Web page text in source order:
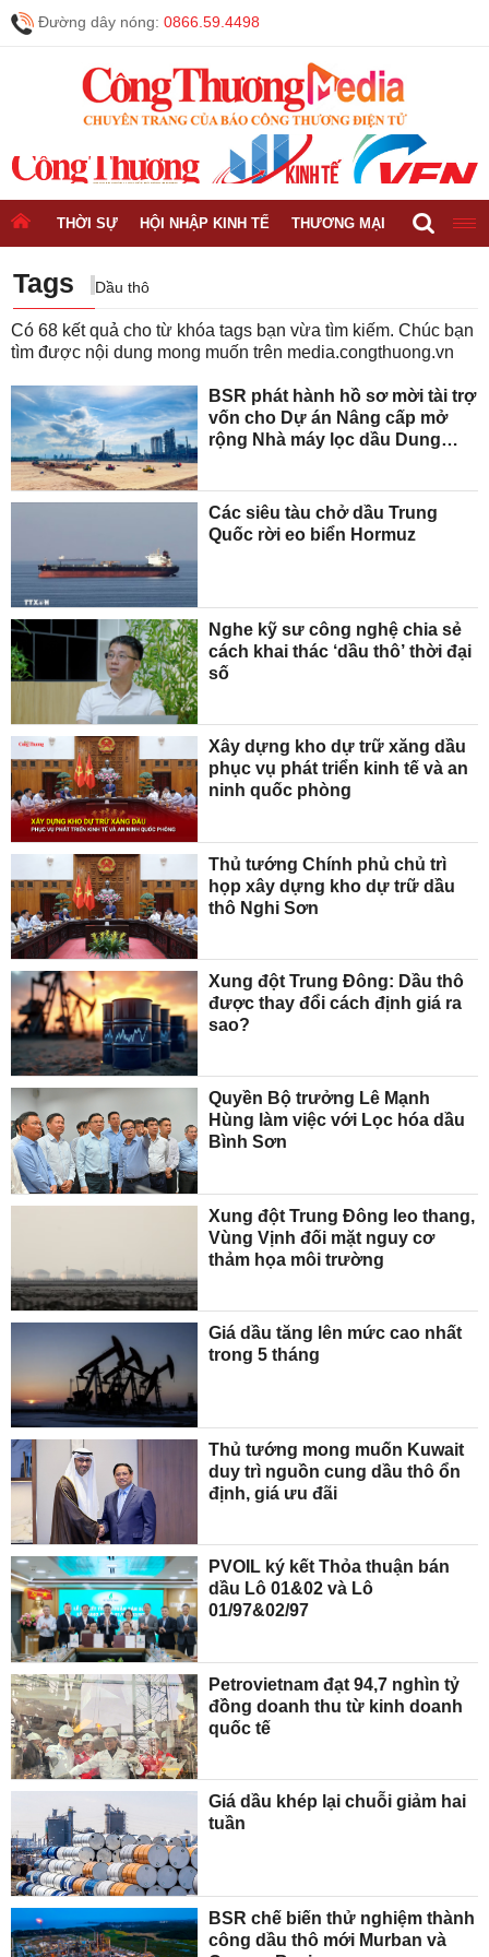
Đường dây nóng: 0866.59.4498
THỜI SỰ HỘI NHẬP KINH TẾ THƯƠNG MẠI CÔNG
Tags Dầu thô
Có 68 kết quả cho từ khóa tags bạn vừa tìm kiếm. Chúc bạn
tìm được nội dung mong muốn trên media.congthuong.vn
BSR phát hành hồ sơ mời tài trợ
vốn cho Dự án Nâng cấp mở
rộng Nhà máy lọc dầu Dung
Các siêu tàu chở dầu Trung
Quốc rời eo biển Hormuz
Nghe kỹ sư công nghệ chia sẻ
cách khai thác ‘dầu thô’ thời đại
số
Xây dựng kho dự trữ xăng dầu
phục vụ phát triển kinh tế và an
ninh quốc phòng
Thủ tướng Chính phủ chủ trì
họp xây dựng kho dự trữ dầu
thô Nghi Sơn
Xung đột Trung Đông: Dầu thô
được thay đổi cách định giá ra
sao?
Quyền Bộ trưởng Lê Mạnh
Hùng làm việc với Lọc hóa dầu
Bình Sơn
Xung đột Trung Đông leo thang,
Vùng Vịnh đối mặt nguy cơ
thảm họa môi trường
Giá dầu tăng lên mức cao nhất
trong 5 tháng
Thủ tướng mong muốn Kuwait
duy trì nguồn cung dầu thô ổn
định, giá ưu đãi
PVOIL ký kết Thỏa thuận bán
dầu Lô 01&02 và Lô
01/97&02/97
Petrovietnam đạt 94,7 nghìn tỷ
đồng doanh thu từ kinh doanh
quốc tế
Giá dầu khép lại chuỗi giảm hai
tuần
BSR chế biến thử nghiệm thành
công dầu thô mới Murban và